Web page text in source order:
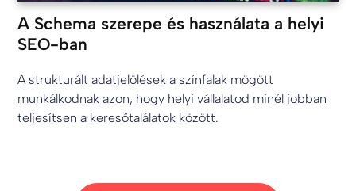
A Schema szerepe és használata a helyi
SEO-ban
A strukturált adatjelölések a színfalak mögött
munkálkodnak azon, hogy helyi vállalatod minél jobban
teljesítsen a keresőtalálatok között.